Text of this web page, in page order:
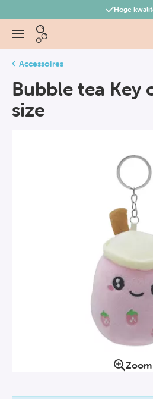
Hoge
Accessoires
Bubble tea Key
size
Zoom